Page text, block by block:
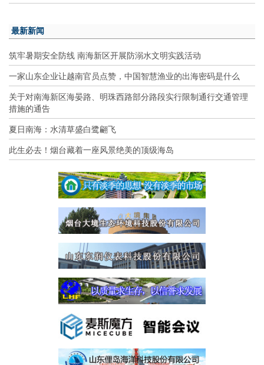
最新新闻
筑牢暑期安全防线 南海新区开展防溺水文明实践活动
一家山东企业让越南官员点赞，中国智慧渔业的出海密码是什么
关于对南海新区海晏路、明珠西路部分路段实行限制通行交通管理
措施的通告
夏日南海：水清草盛白鹭翩飞
此生必去！烟台藏着一座风景绝美的顶级海岛